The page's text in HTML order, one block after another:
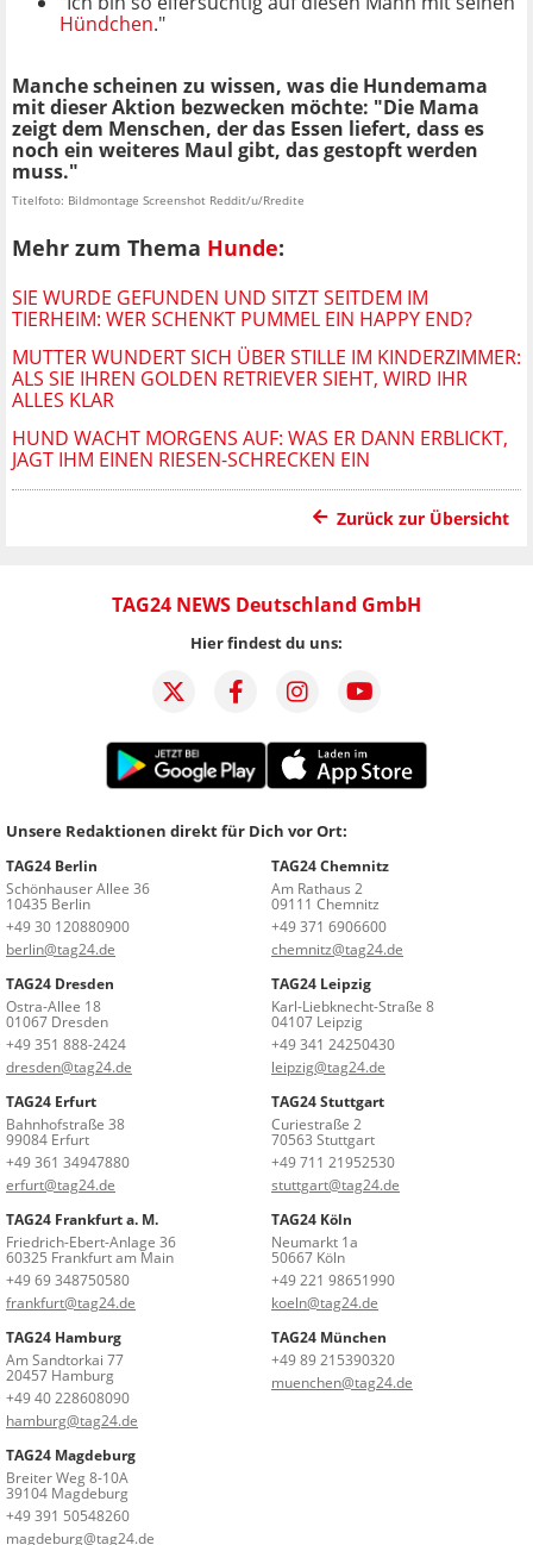
Hündchen."
Manche scheinen zu wissen, was die Hundemama
mit dieser Aktion bezwecken möchte: "Die Mama
zeigt dem Menschen, der das Essen liefert, dass es
noch ein weiteres Maul gibt, das gestopft werden
muss."
Titelfoto: Bildmontage Screenshot Reddit/u/Rredite
Mehr zum Thema Hunde:
SIE WURDE GEFUNDEN UND SITZT SEITDEM IM
TIERHEIM: WER SCHENKT PUMMEL EIN HAPPY END?
MUTTER WUNDERT SICH ÜBER STILLE IM KINDERZIMMER:
ALS SIE IHREN GOLDEN RETRIEVER SIEHT, WIRD IHR
ALLES KLAR
HUND WACHT MORGENS AUF: WAS ER DANN ERBLICKT,
JAGT IHM EINEN RIESEN-SCHRECKEN EIN
Zurück zur Übersicht
TAG24 NEWS Deutschland GmbH
Hier findest du uns:
Unsere Redaktionen direkt für Dich vor Ort:
TAG24 Berlin
Schönhauser Allee 36
10435 Berlin
+49 30 120880900
berlin@tag24.de
TAG24 Chemnitz
Am Rathaus 2
09111 Chemnitz
+49 371 6906600
chemnitz@tag24.de
TAG24 Dresden
Ostra-Allee 18
01067 Dresden
+49 351 888-2424
dresden@tag24.de
TAG24 Leipzig
Karl-Liebknecht-Straße 8
04107 Leipzig
+49 341 24250430
leipzig@tag24.de
TAG24 Erfurt
Bahnhofstraße 38
99084 Erfurt
+49 361 34947880
erfurt@tag24.de
TAG24 Stuttgart
Curiestraße 2
70563 Stuttgart
+49 711 21952530
stuttgart@tag24.de
TAG24 Frankfurt a. M.
Friedrich-Ebert-Anlage 36
60325 Frankfurt am Main
+49 69 348750580
frankfurt@tag24.de
TAG24 Köln
Neumarkt 1a
50667 Köln
+49 221 98651990
koeln@tag24.de
TAG24 Hamburg
Am Sandtorkai 77
20457 Hamburg
+49 40 228608090
hamburg@tag24.de
TAG24 München
+49 89 215390320
muenchen@tag24.de
TAG24 Magdeburg
Breiter Weg 8-10A
39104 Magdeburg
+49 391 50548260
magdeburg@tag24.de